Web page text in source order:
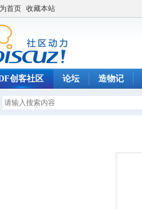
首页 收藏本站
创客社区 论坛 造物记